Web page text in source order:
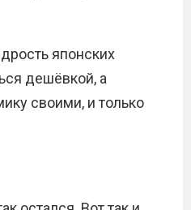
японских
дешёвкой, а
своими, и только